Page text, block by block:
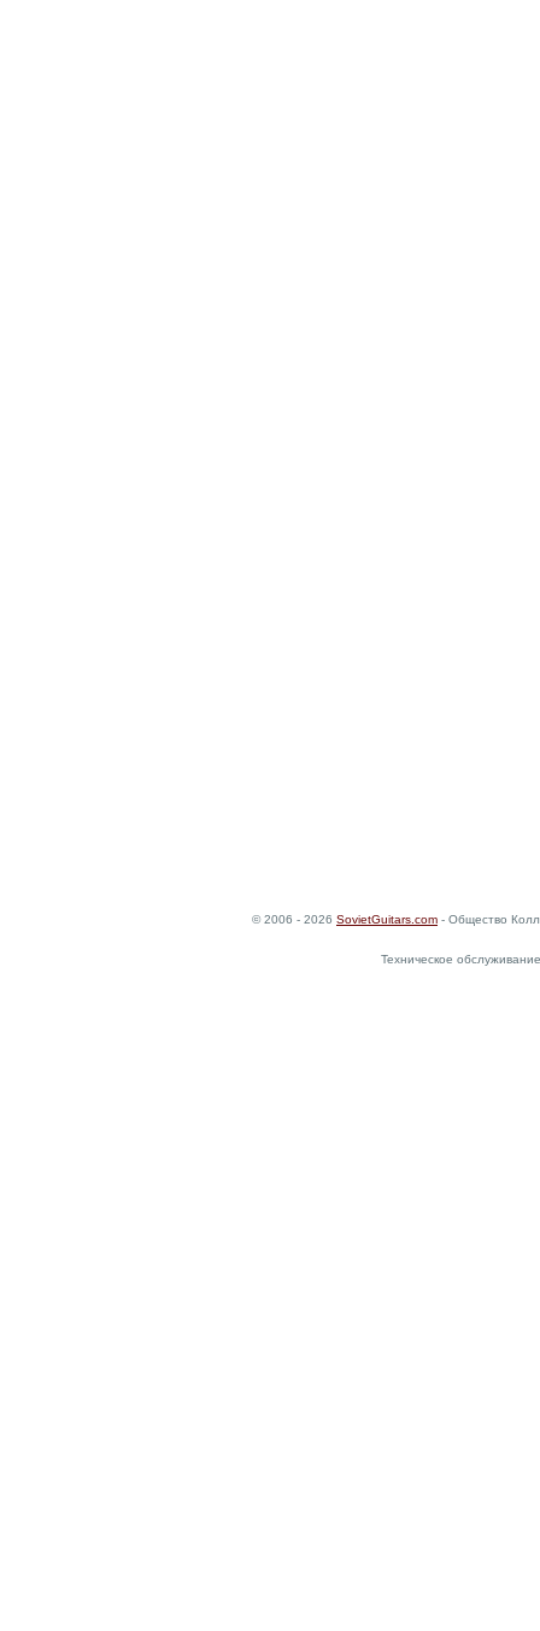
© 2006 - 2026 SovietGuitars.com - Общество
Техническое